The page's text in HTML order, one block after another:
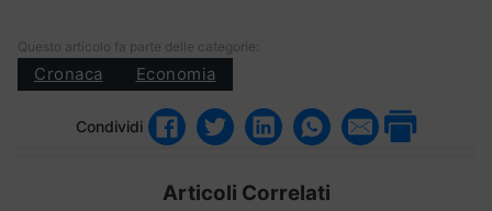
Questo articolo fa parte delle categorie:
Cronaca Economia
Condividi
Articoli Correlati